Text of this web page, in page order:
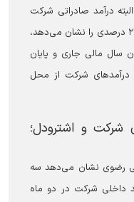
درآمد صادراتی شرکت
نسبت به مدت مشابه سال قبل کاهش ۲۳ درصدی را نشان می‌دهد،
سال مالی جاری و پایان
شرکت از محل
شرکت و اشترودل؛
رضوی نشان می‌دهد سه
داخلی شرکت در دو ماه